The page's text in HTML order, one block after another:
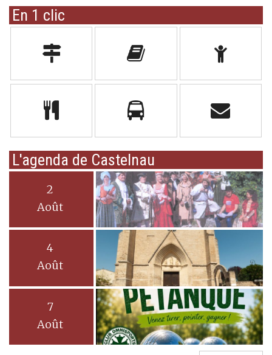
En 1 clic
L'agenda de Castelnau
2
Août
4
Août
7
Août